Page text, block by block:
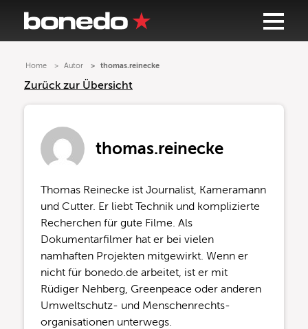
Home Autor thomas.reinecke
Zurück zur Übersicht
thomas.reinecke
Thomas Reinecke ist Journalist, Kameramann
und Cutter. Er liebt Technik und komplizierte
Recherchen für gute Filme. Als
Dokumentarfilmer hat er bei vielen
namhaften Projekten mitgewirkt. Wenn er
nicht für bonedo.de arbeitet, ist er mit
Rüdiger Nehberg, Greenpeace oder anderen
Umweltschutz- und Menschenrechts-
organisationen unterwegs.